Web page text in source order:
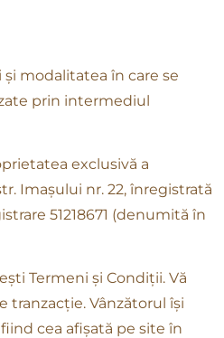
modalitatea în care se
prin intermediul
exclusivă a
Imașului nr. 22, înregistrată
51218671 (denumită în
Termeni și Condiții. Vă
Vânzătorul își
cea afișată pe site în